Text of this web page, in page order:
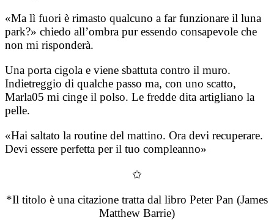
«Ma lì fuori è rimasto qualcuno a far funzionare il luna
park?» chiedo all’ombra pur essendo consapevole che
non mi risponderà.
Una porta cigola e viene sbattuta contro il muro.
Indietreggio di qualche passo ma, con uno scatto,
Marla05 mi cinge il polso. Le fredde dita artigliano la
pelle.
«Hai saltato la routine del mattino. Ora devi recuperare.
Devi essere perfetta per il tuo compleanno»
✩
*Il titolo è una citazione tratta dal libro Peter Pan (James
Matthew Barrie)